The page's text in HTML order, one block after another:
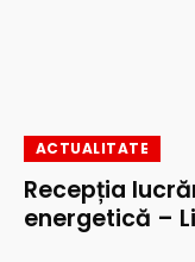
ACTUALITATE
Recepția
energetică –